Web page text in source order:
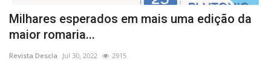
Milhares esperados em mais uma edição da
maior romaria...
Revista Descla Jul 30, 2022 2915